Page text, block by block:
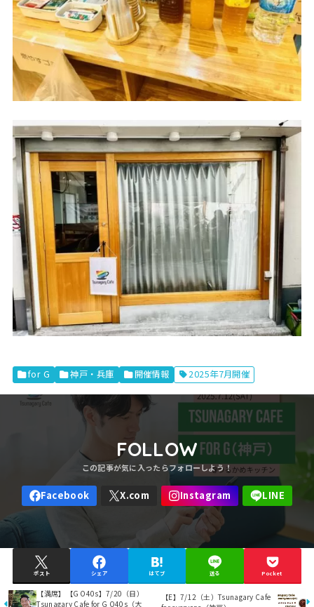
for G 神戸・兵庫 開催情報 2025年7月開催
FOLLOW
ポスト シェア はてブ 送る Pocket
【満席】【G O40s】7/20（日）
Tsunagary Cafe for G O40s（大
【E】7/12（土）Tsunagary Cafe